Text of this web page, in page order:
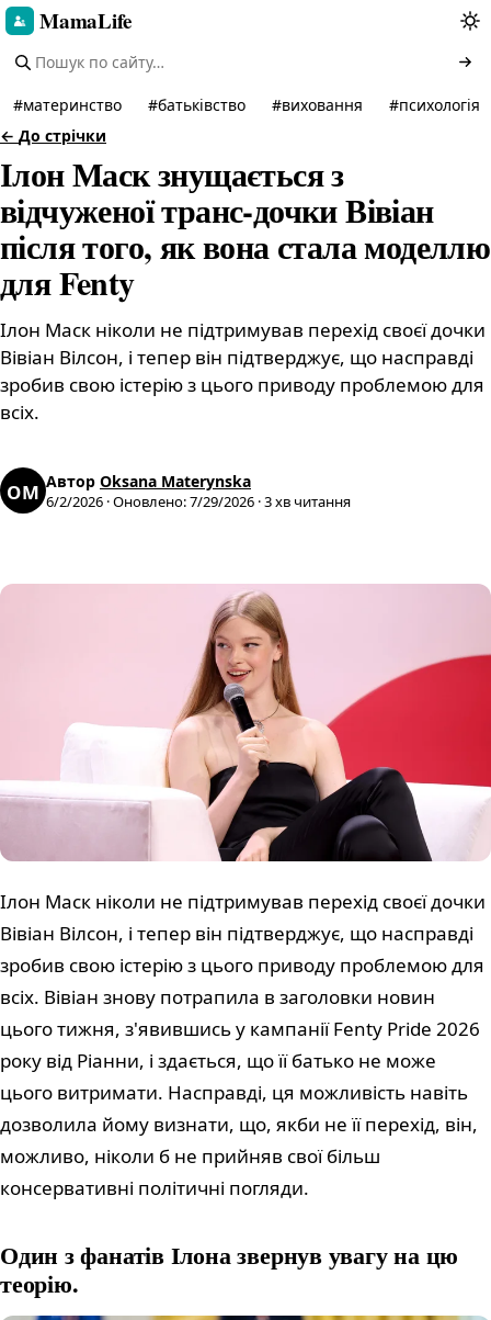
MamaLife
#материнство #батьківство #виховання #психологія
← До стрічки
Ілон Маск знущається з
відчуженої транс-дочки Вівіан
після того, як вона стала моделлю
для Fenty
Ілон Маск ніколи не підтримував перехід своєї дочки
Вівіан Вілсон, і тепер він підтверджує, що насправді
зробив свою істерію з цього приводу проблемою для
всіх.
OM Автор Oksana Materynska
6/2/2026 ·Оновлено:7/29/2026 ·3хв читання
Ілон Маск ніколи не підтримував перехід своєї дочки
Вівіан Вілсон, і тепер він підтверджує, що насправді
зробив свою істерію з цього приводу проблемою для
всіх. Вівіан знову потрапила в заголовки новин
цього тижня, з'явившись у кампанії Fenty Pride 2026
року від Ріанни, і здається, що її батько не може
цього витримати. Насправді, ця можливість навіть
дозволила йому визнати, що, якби не її перехід, він,
можливо, ніколи б не прийняв свої більш
консервативні політичні погляди.
Один з фанатів Ілона звернув увагу на цю
теорію.